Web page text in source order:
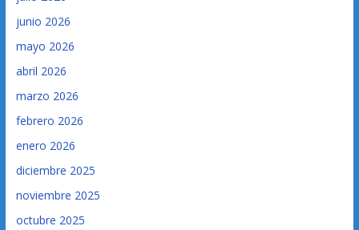
junio 2026
mayo 2026
abril 2026
marzo 2026
febrero 2026
enero 2026
diciembre 2025
noviembre 2025
octubre 2025